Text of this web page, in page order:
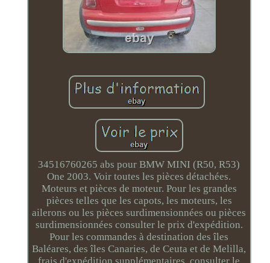
34516760265 abs pour BMW MINI (R50, R53)
One 2003. Voir toutes les pièces détachées.
Moteurs et pièces de moteur. Pour les grandes
pièces telles que les capots, les moteurs, les
ailerons ou les pièces surdimensionnées ou pièces
surdimensionnées consulter le prix d'expédition.
Pour les commandes à destination des îles
Baléares, des îles Canaries, de Ceuta et de Melilla,